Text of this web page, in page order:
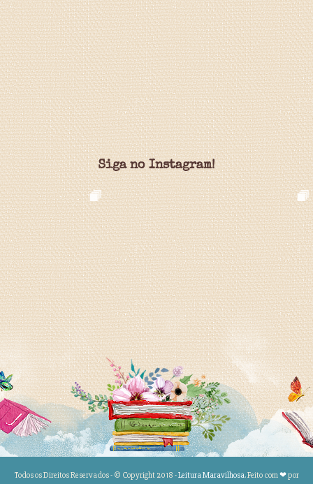
Siga no Instagram!
Todos os Direitos Reservados - © Copyright 2018 -Leitura Maravilhosa. Feito com❤por